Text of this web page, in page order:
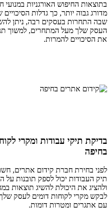
מדורג גבוה יותר, כך גדלות
העסק שלך מעל המתחרים, למשוך
את הסיכויים להמרות.
בדיקת תיקי עבודות ומקרי
בחיפה
לפני בחירת חברת קידום אתרים,
תיק העבודות יכול לספק תובנות על
ולהציג את היכולת להשיג תוצאות
לבקש מקרי לקוחות דומים לעסק
עם אתגרים ומטרות דומות.